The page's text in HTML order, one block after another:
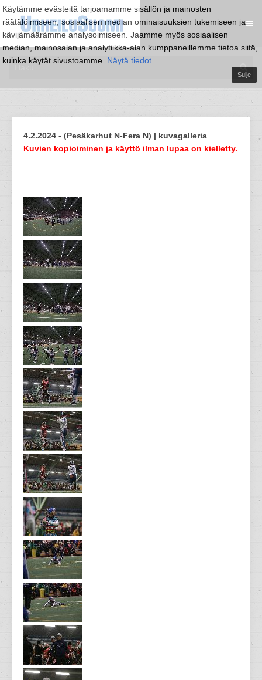
Käytämme evästeitä tarjoamamme sisällön ja mainosten
räätälöimiseen, sosiaalisen median ominaisuuksien tukemiseen ja
kävijämäärämme analysoimiseen. Jaamme myös sosiaalisen
median, mainosalan ja analytiikka-alan kumppaneillemme tietoa siitä,
kuinka käytät sivustoamme. Näytä tiedot
Sulje
4.2.2024 - (Pesäkarhut N-Fera N) | kuvagalleria
Kuvien kopioiminen ja käyttö ilman lupaa on kielletty.